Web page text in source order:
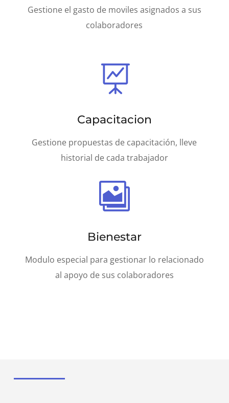
Gestione el gasto de moviles asignados a sus
colaboradores

Capacitacion
Gestione propuestas de capacitación, lleve
historial de cada trabajador

Bienestar
Modulo especial para gestionar lo relacionado
al apoyo de sus colaboradores